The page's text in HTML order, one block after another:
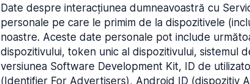
Date despre interacțiunea dumneavoastră cu
personale pe care le primim de la dispozitivele
noastre. Aceste date personale pot include
dispozitivului, token unic al dispozitivului, sistemul
versiunea Software Development Kit, ID de
(Identifier For Advertisers), Android ID (dispozitiv